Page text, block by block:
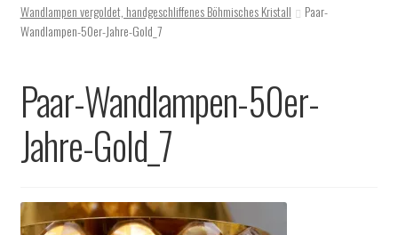
Wandlampen vergoldet, handgeschliffenes Böhmisches Kristall
Paar-
Wandlampen-50er-Jahre-Gold_7
Paar-Wandlampen-50er-
Jahre-Gold_7